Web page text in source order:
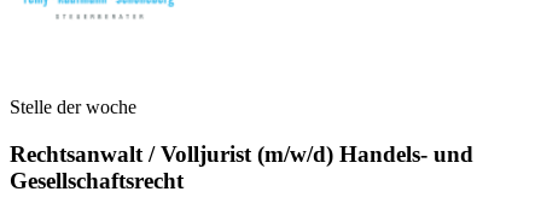
Stelle der woche
Rechtsanwalt / Volljurist (m/w/d) Handels- und
Gesellschaftsrecht